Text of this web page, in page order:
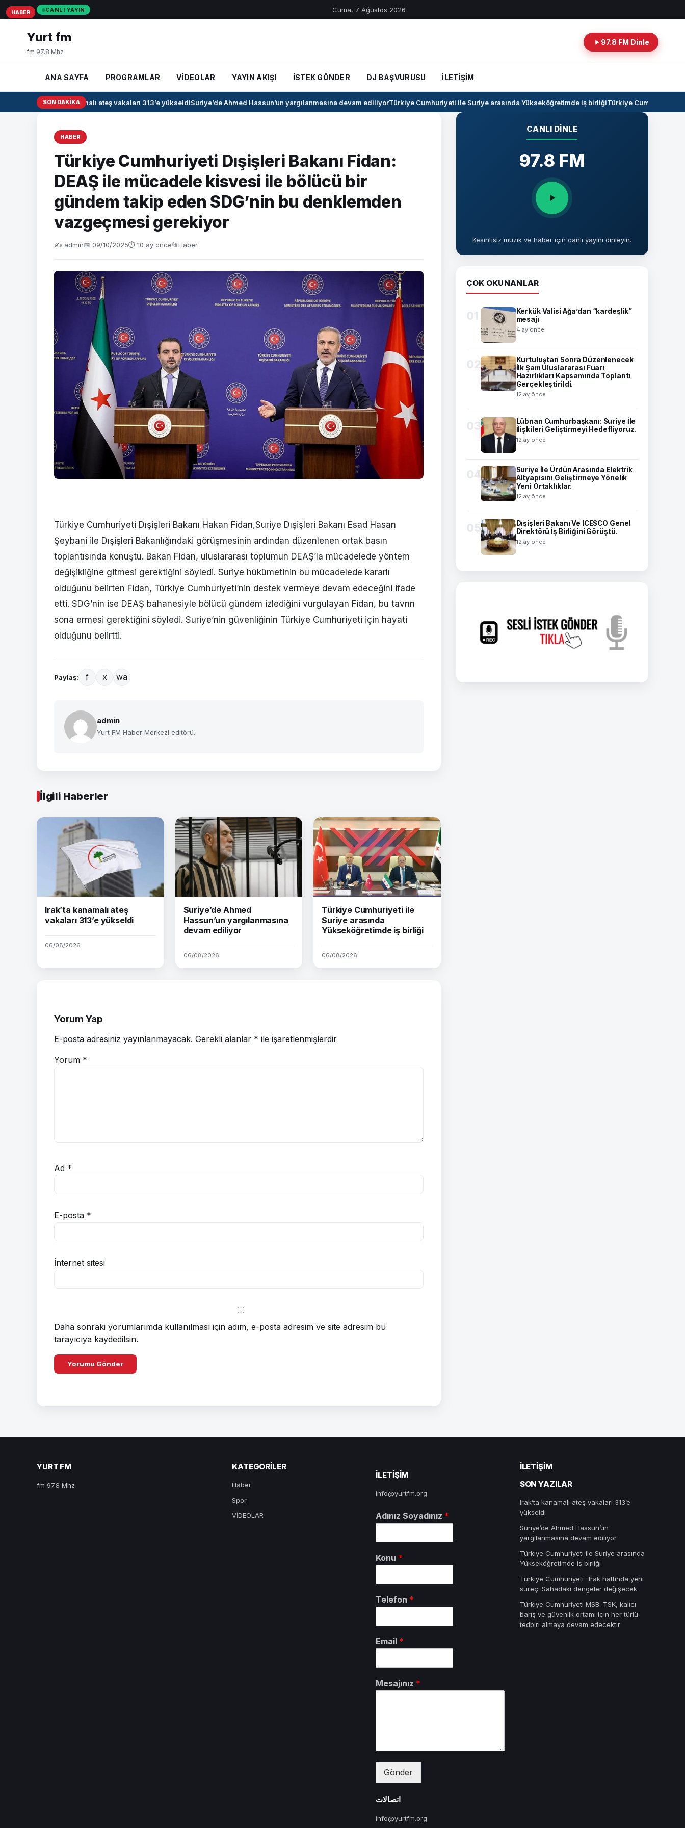
CANLI YAYIN Cuma, 7 Ağustos 2026
Yurt fm
fm 97.8 Mhz
97.8 FM Dinle
ANA SAYFA PROGRAMLAR VİDEOLAR YAYIN AKIŞI İSTEK GÖNDER DJ BAŞVURUSU İLETİŞİM
SON DAKIKA
Irak’ta kanamalı ateş vakaları 313’e yükseldiSuriye’de Ahmed Hassun’un yargılanmasına devam ediliyorTürkiye Cumhuriyeti ile Suriye arasında Yükseköğretimde iş birliğiTürkiye Cumhuriyeti -
HABER
Türkiye Cumhuriyeti Dışişleri Bakanı Fidan:
DEAŞ ile mücadele kisvesi ile bölücü bir
gündem takip eden SDG’nin bu denklemden
vazgeçmesi gerekiyor
✍️ admin📅 09/10/2025⏱ 10 ay önce📂Haber
Türkiye Cumhuriyeti Dışişleri Bakanı Hakan Fidan,Suriye Dışişleri Bakanı Esad Hasan
Şeybani ile Dışişleri Bakanlığındaki görüşmesinin ardından düzenlenen ortak basın
toplantısında konuştu. Bakan Fidan, uluslararası toplumun DEAŞ’la mücadelede yöntem
değişikliğine gitmesi gerektiğini söyledi. Suriye hükümetinin bu mücadelede kararlı
olduğunu belirten Fidan, Türkiye Cumhuriyeti’nin destek vermeye devam edeceğini ifade
etti. SDG’nin ise DEAŞ bahanesiyle bölücü gündem izlediğini vurgulayan Fidan, bu tavrın
sona ermesi gerektiğini söyledi. Suriye’nin güvenliğinin Türkiye Cumhuriyeti için hayati
olduğunu belirtti.
Paylaş: f x wa
admin
Yurt FM Haber Merkezi editörü.
İlgili Haberler
HABER
Irak’ta kanamalı ateş
vakaları 313’e yükseldi
06/08/2026
HABER
Suriye’de Ahmed
Hassun’un yargılanmasına
devam ediliyor
06/08/2026
HABER
Türkiye Cumhuriyeti ile
Suriye arasında
Yükseköğretimde iş birliği
06/08/2026
Yorum Yap
E-posta adresiniz yayınlanmayacak. Gerekli alanlar * ile işaretlenmişlerdir
Yorum *
Ad *
E-posta *
İnternet sitesi
Daha sonraki yorumlarımda kullanılması için adım, e-posta adresim ve site adresim bu
tarayıcıya kaydedilsin.
CANLI DINLE
97.8 FM
Kesintisiz müzik ve haber için canlı yayını dinleyin.
ÇOK OKUNANLAR
01
Kerkük Valisi Ağa’dan “kardeşlik”
mesajı
4 ay önce
02
Kurtuluştan Sonra Düzenlenecek
İlk Şam Uluslararası Fuarı
Hazırlıkları Kapsamında Toplantı
Gerçekleştirildi.
12 ay önce
03
Lübnan Cumhurbaşkanı: Suriye İle
İlişkileri Geliştirmeyi Hedefliyoruz.
12 ay önce
04
Suriye İle Ürdün Arasında Elektrik
Altyapısını Geliştirmeye Yönelik
Yeni Ortaklıklar.
12 ay önce
05
Dışişleri Bakanı Ve ICESCO Genel
Direktörü İş Birliğini Görüştü.
12 ay önce
YURT FM
fm 97.8 Mhz
KATEGORILER
Haber
Spor
VİDEOLAR
ILETIŞIM
info@yurtfm.org
Adınız Soyadınız *
Konu *
Telefon *
Email *
Mesajınız *
Gönder
اتصالات
info@yurtfm.org
İLETIŞIM
SON YAZILAR
Irak’ta kanamalı ateş vakaları 313’e
yükseldi
Suriye’de Ahmed Hassun’un
yargılanmasına devam ediliyor
Türkiye Cumhuriyeti ile Suriye arasında
Yükseköğretimde iş birliği
Türkiye Cumhuriyeti -Irak hattında yeni
süreç: Sahadaki dengeler değişecek
Türkiye Cumhuriyeti MSB: TSK, kalıcı
barış ve güvenlik ortamı için her türlü
tedbiri almaya devam edecektir